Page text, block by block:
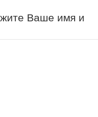
Ваше имя и